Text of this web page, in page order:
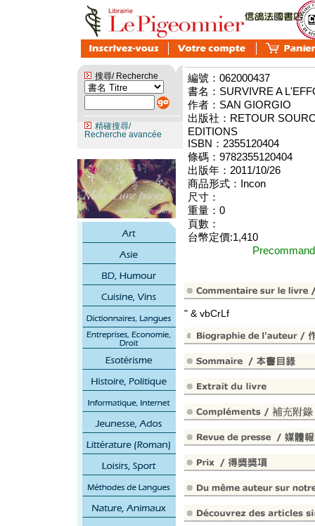
搜尋/ Recherche
精確搜尋/
Recherche avancée
編號：062000437
書名：SURVIVRE A
作者：SAN GIORGIO
出版社：RETOUR
EDITIONS
ISBN：2355120404
條碼：9782355120404
出版年：2011/10/26
商品形式：Incon
尺寸：
重量：0
頁數：
台幣定價:1,410
" & vbCrLf